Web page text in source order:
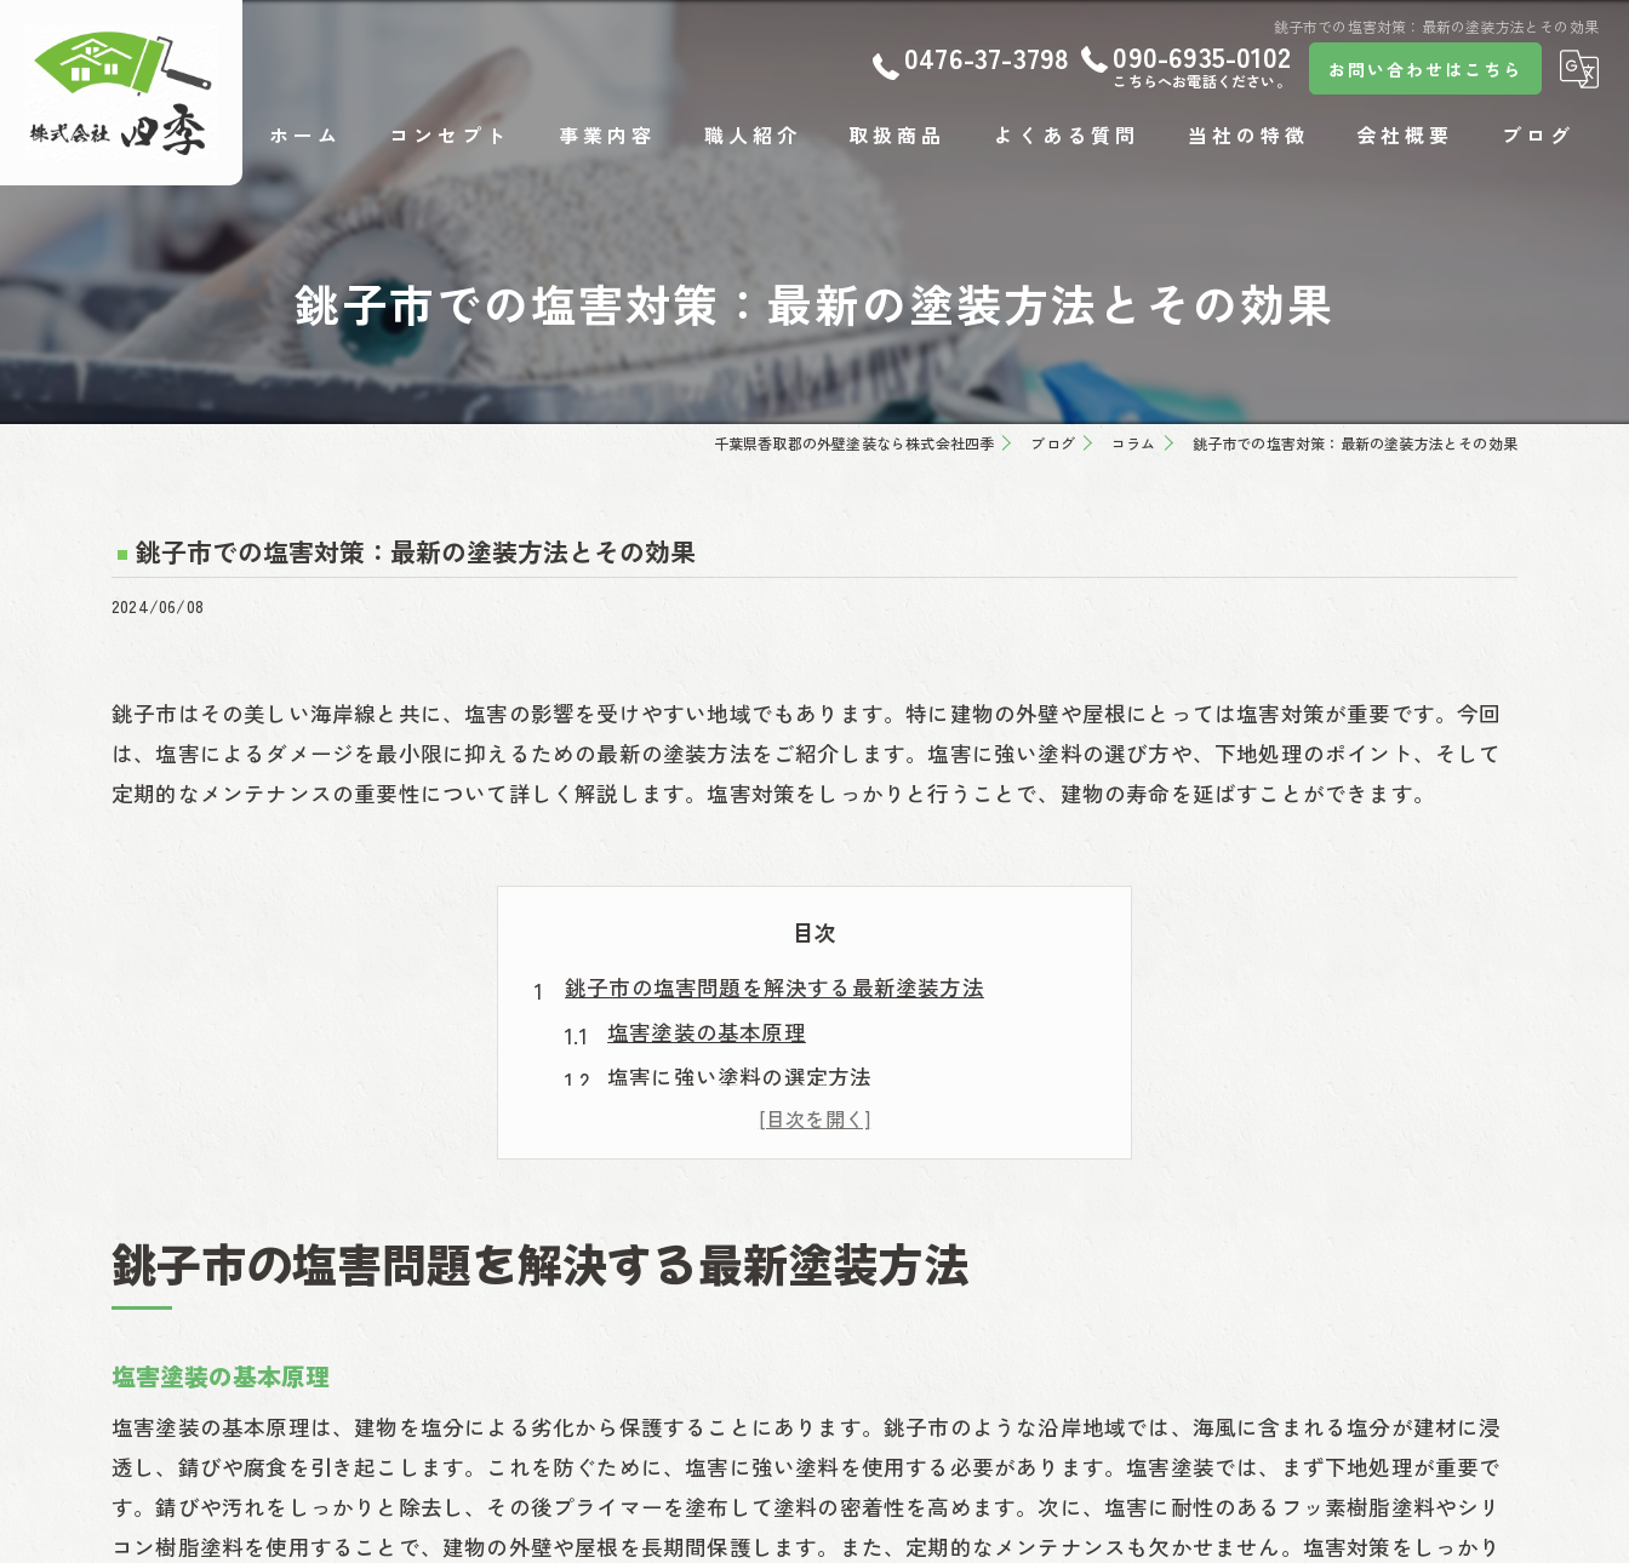
銚子市での塩害対策：最新の塗装方法とその効果
0476-37-3798 090-6935-0102
こちらへお電話ください。 お問い合わせはこちら
ホーム コンセプト 事業内容
コーキング
職人紹介 取扱商品 よくある質問 当社の特徴 会社概要 ブログ
銚子市での塩害対策：最新の塗装方法とその効果
千葉県香取郡の外壁塗装なら株式会社四季 ブログ コラム 銚子市での塩害対策：最新の塗装方法とその効果
銚子市での塩害対策：最新の塗装方法とその効果
2024/06/08
銚子市はその美しい海岸線と共に、塩害の影響を受けやすい地域でもあります。特に建物の外壁や屋根にとっては塩害対策が重要です。今回
は、塩害によるダメージを最小限に抑えるための最新の塗装方法をご紹介します。塩害に強い塗料の選び方や、下地処理のポイント、そして
定期的なメンテナンスの重要性について詳しく解説します。塩害対策をしっかりと行うことで、建物の寿命を延ばすことができます。
目次
銚子市の塩害問題を解決する最新塗装方法
塩害塗装の基本原理
塩害に強い塗料の選定方法
銚子市の気候に適した塗装技術
最新の塩害塗装技術の紹介
塩害塗装における施工事例
塩害塗装の実証データ
銚子市の事例から見る塩害塗装の効果
塩害塗装のメンテナンス方法
銚子市の塩害問題を解決する最新塗装方法
塩害塗装の基本原理
塩害塗装の基本原理は、建物を塩分による劣化から保護することにあります。銚子市のような沿岸地域では、海風に含まれる塩分が建材に浸
透し、錆びや腐食を引き起こします。これを防ぐために、塩害に強い塗料を使用する必要があります。塩害塗装では、まず下地処理が重要で
す。錆びや汚れをしっかりと除去し、その後プライマーを塗布して塗料の密着性を高めます。次に、塩害に耐性のあるフッ素樹脂塗料やシリ
コン樹脂塗料を使用することで、建物の外壁や屋根を長期間保護します。また、定期的なメンテナンスも欠かせません。塩害対策をしっかり